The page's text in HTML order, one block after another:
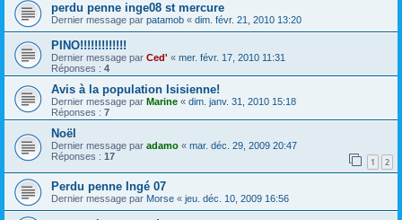
perdu penne inge08 st mercure
Dernier message par patamob « dim. févr. 21, 2010 13:20
PINO!!!!!!!!!!!!!
Dernier message par Ced' « mer. févr. 17, 2010 11:31
Réponses : 4
Avis à la population Isisienne!
Dernier message par Marine « dim. janv. 31, 2010 15:18
Réponses : 7
Noël
Dernier message par adamo « mar. déc. 29, 2009 20:47
Réponses : 17 1 2
Perdu penne Ingé 07
Dernier message par Morse « jeu. déc. 10, 2009 16:56